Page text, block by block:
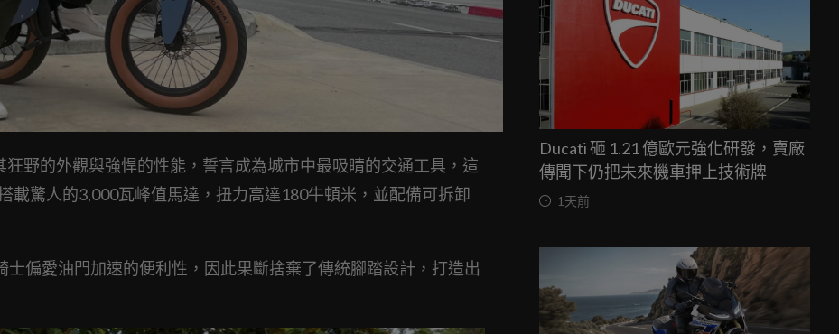
野的外觀與強悍的性能，誓言成為城市中最吸睛的交通工具，這
載驚人的3,000瓦峰值馬達，扭力高達180牛頓米，並配備可拆卸
偏愛油門加速的便利性，因此果斷捨棄了傳統腳踏設計，打造出
Ducati 砸 1.21 億歐元強化研發，賣廠
傳聞下仍把未來機車押上技術牌
1天前